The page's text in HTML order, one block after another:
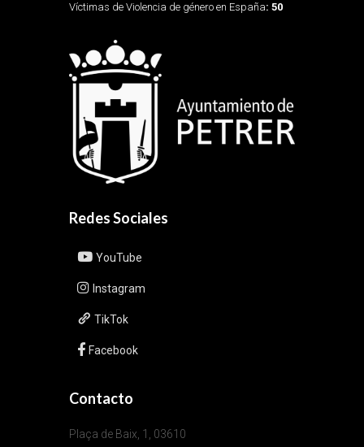
Víctimas de Violencia de género en España: 50
Redes Sociales
YouTube
Instagram
TikTok
Facebook
Contacto
Plaça de Baix, 1, 03610